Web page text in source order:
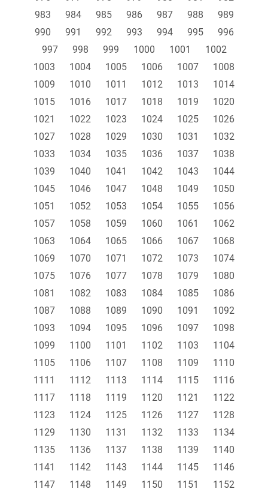
983
984 985 986 987 988
989
990
991 992 993 994 995
996
997
998 999 1000 1001
1002
1003
1004 1005 1006 1007
1008
1009
1010 1011 1012 1013
1014
1015
1016 1017 1018 1019
1020
1021
1022 1023 1024 1025
1026
1027
1028 1029 1030 1031
1032
1033
1034 1035 1036 1037
1038
1039
1040 1041 1042 1043
1044
1045
1046 1047 1048 1049
1050
1051
1052 1053 1054 1055
1056
1057
1058 1059 1060 1061
1062
1063
1064 1065 1066 1067
1068
1069
1070 1071 1072 1073
1074
1075
1076 1077 1078 1079
1080
1081
1082 1083 1084 1085
1086
1087
1088 1089 1090 1091
1092
1093
1094 1095 1096 1097
1098
1099
1100 1101 1102 1103
1104
1105
1106 1107 1108 1109
1110
1111
1112 1113 1114 1115
1116
1117
1118 1119 1120 1121
1122
1123
1124 1125 1126 1127
1128
1129
1130 1131 1132 1133
1134
1135
1136 1137 1138 1139
1140
1141
1142 1143 1144 1145
1146
1147
1148 1149 1150 1151 1152